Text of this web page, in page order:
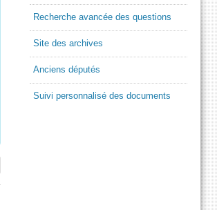
Recherche avancée des questions
Site des archives
Anciens députés
Suivi personnalisé des documents